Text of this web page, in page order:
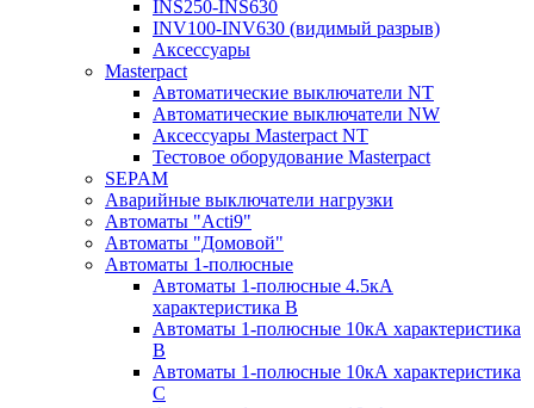
INS250-INS630
INV100-INV630 (видимый разрыв)
Аксессуары
Masterpact
Автоматические выключатели NT
Автоматические выключатели NW
Аксессуары Masterpact NT
Тестовое оборудование Masterpact
SEPAM
Аварийные выключатели нагрузки
Автоматы "Acti9"
Автоматы "Домовой"
Автоматы 1-полюсные
Автоматы 1-полюсные 4.5кА
характеристика В
Автоматы 1-полюсные 10кА характеристика
B
Автоматы 1-полюсные 10кА характеристика
C